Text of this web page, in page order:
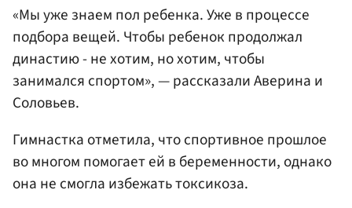
«Мы уже знаем пол ребенка. Уже в процессе
подбора вещей. Чтобы ребенок продолжал
династию - не хотим, но хотим, чтобы
занимался спортом», — рассказали Аверина и
Соловьев.
Гимнастка отметила, что спортивное прошлое
во многом помогает ей в беременности, однако
она не смогла избежать токсикоза.